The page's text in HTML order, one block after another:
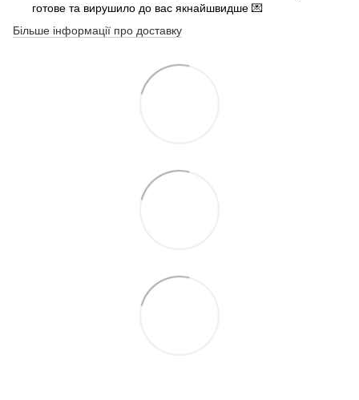
готове та вирушило до вас якнайшвидше 💌
Більше інформації про доставку